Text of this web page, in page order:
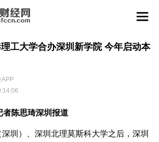
工大学合办深圳新学院 今年启动本
APP
者陈思琦深圳报道
圳）、深圳北理莫斯科大学之后，深圳